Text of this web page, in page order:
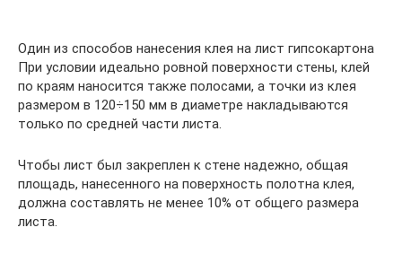
Один из способов нанесения клея на лист гипсокартона
При условии идеально ровной поверхности стены, клей
по краям наносится также полосами, а точки из клея
размером в 120÷150 мм в диаметре накладываются
только по средней части листа.
Чтобы лист был закреплен к стене надежно, общая
площадь, нанесенного на поверхность полотна клея,
должна составлять не менее 10% от общего размера
листа.